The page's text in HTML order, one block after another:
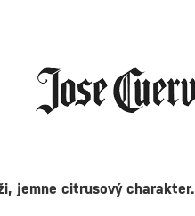
jemne citrusový charakter.